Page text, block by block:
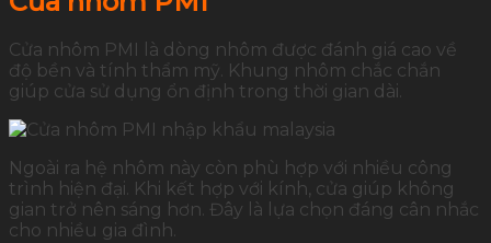
Cửa nhôm PMI là dòng nhôm được đánh giá cao về
độ bền và tính thẩm mỹ. Khung nhôm chắc chắn
giúp cửa sử dụng ổn định trong thời gian dài.
Ngoài ra hệ nhôm này còn phù hợp với nhiều công
trình hiện đại. Khi kết hợp với kính, cửa giúp không
gian trở nên sáng hơn. Đây là lựa chọn đáng cân nhắc
cho nhiều gia đình.